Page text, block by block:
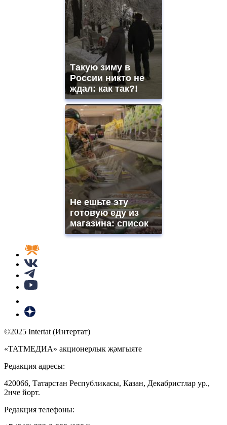
Такую зиму в
России никто не
ждал: как так?!
Не ешьте эту
готовую еду из
магазина: список
©2025 Intertat (Интертат)
«ТАТМЕДИА» акционерлык җәмгыяте
Редакция адресы:
420066, Татарстан Республикасы, Казан, Декабристлар ур.,
2нче йорт.
Редакция телефоны: